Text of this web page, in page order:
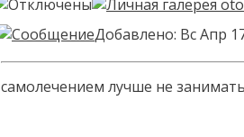
Добавлено: Вс Апр
самолечением лучше не